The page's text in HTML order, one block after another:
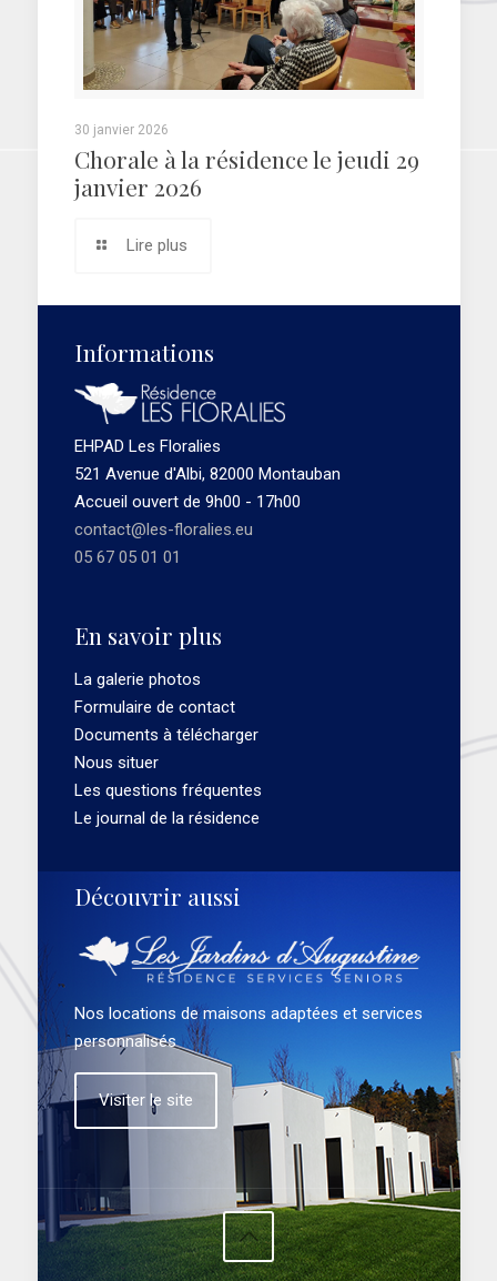
30 janvier 2026
Chorale à la résidence le jeudi 29
janvier 2026
Lire plus
Informations
EHPAD Les Floralies
521 Avenue d'Albi, 82000 Montauban
Accueil ouvert de 9h00 - 17h00
contact@les-floralies.eu
05 67 05 01 01
En savoir plus
La galerie photos
Formulaire de contact
Documents à télécharger
Nous situer
Les questions fréquentes
Le journal de la résidence
Découvrir aussi
Nos locations de maisons adaptées et services
personnalisés
Visiter le site